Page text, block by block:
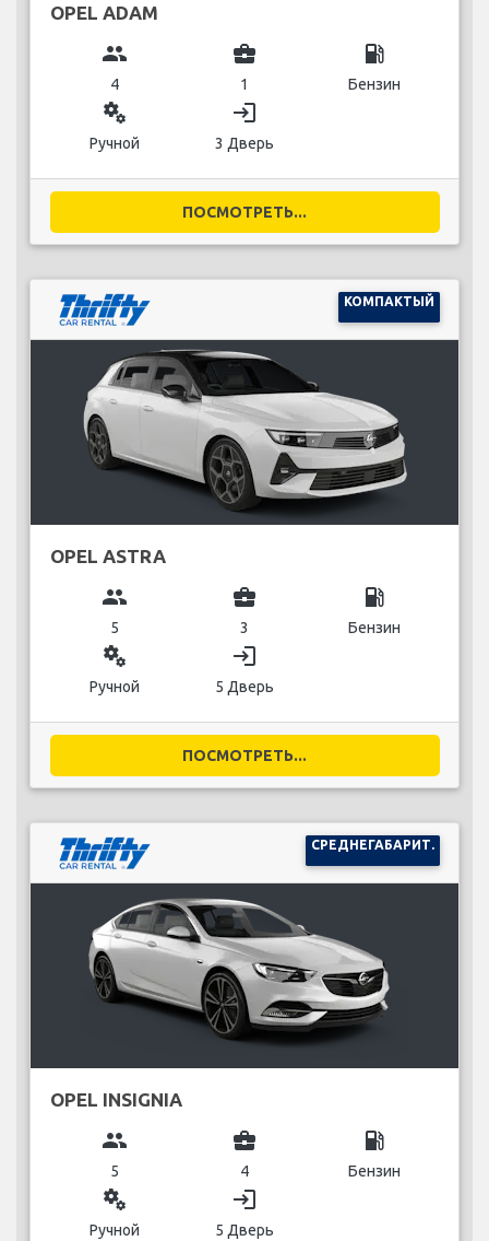
OPEL ADAM
group
4
business_center
1
local_gas_station
Бензин
miscellaneous_services
Ручной
login
3 Дверь
ПОСМОТРЕТЬ...
КОМПАКТЫЙ
OPEL ASTRA
group
5
business_center
3
local_gas_station
Бензин
miscellaneous_services
Ручной
login
5 Дверь
ПОСМОТРЕТЬ...
СРЕДНЕГАБАРИТ.
OPEL INSIGNIA
group
5
business_center
4
local_gas_station
Бензин
miscellaneous_services
Ручной
login
5 Дверь